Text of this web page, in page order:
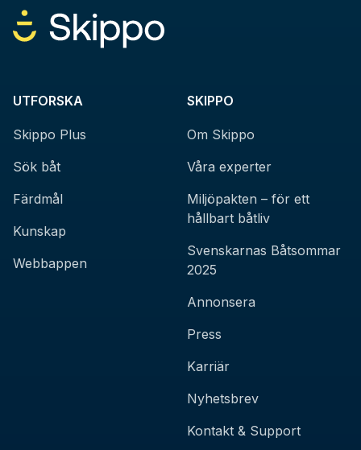
UTFORSKA
Skippo Plus
Sök båt
Färdmål
Kunskap
Webbappen
SKIPPO
Om Skippo
Våra experter
Miljöpakten – för ett
hållbart båtliv
Svenskarnas Båtsommar
2025
Annonsera
Press
Karriär
Nyhetsbrev
Kontakt & Support